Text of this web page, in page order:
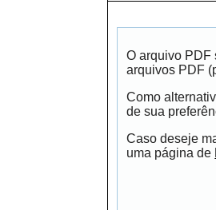
O arquivo PDF
arquivos PDF
Como
de sua
Caso deseje
uma página de